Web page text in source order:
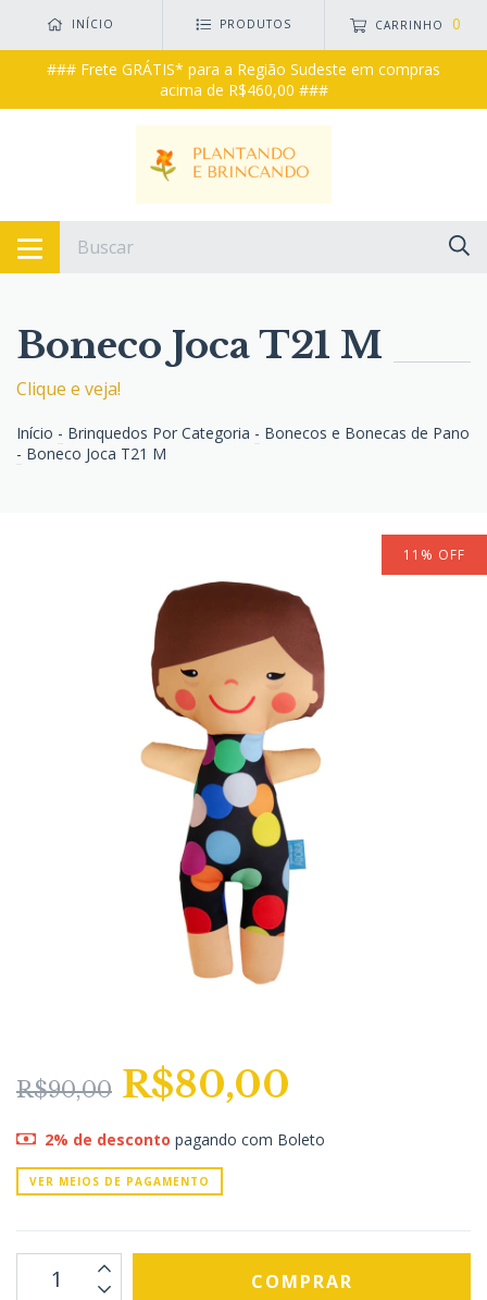
INÍCIO PRODUTOS CARRINHO 0
### Frete GRÁTIS* para a Região Sudeste em compras
acima de R$460,00 ###
Boneco Joca T21 M
Clique e veja!
Início - Brinquedos Por Categoria - Bonecos e Bonecas de Pano
- Boneco Joca T21 M
11 % OFF
R$90,00 R$80,00
2% de desconto pagando com Boleto
VER MEIOS DE PAGAMENTO